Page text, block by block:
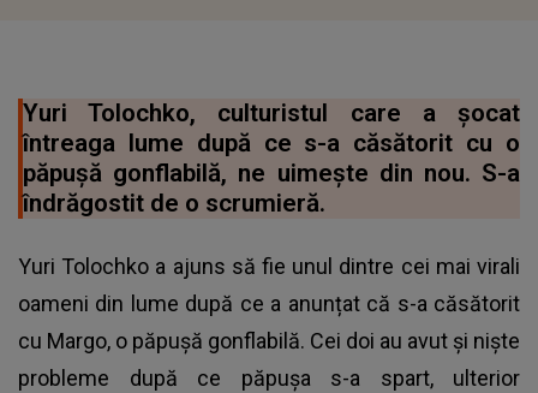
Yuri Tolochko, culturistul care a șocat
întreaga lume după ce s-a căsătorit cu o
păpușă gonflabilă, ne uimește din nou. S-a
îndrăgostit de o scrumieră.
Yuri Tolochko a ajuns să fie unul dintre cei mai virali
oameni din lume după ce a anunțat că s-a căsătorit
cu Margo, o păpușă gonflabilă. Cei doi au avut și niște
probleme după ce păpușa s-a spart, ulterior